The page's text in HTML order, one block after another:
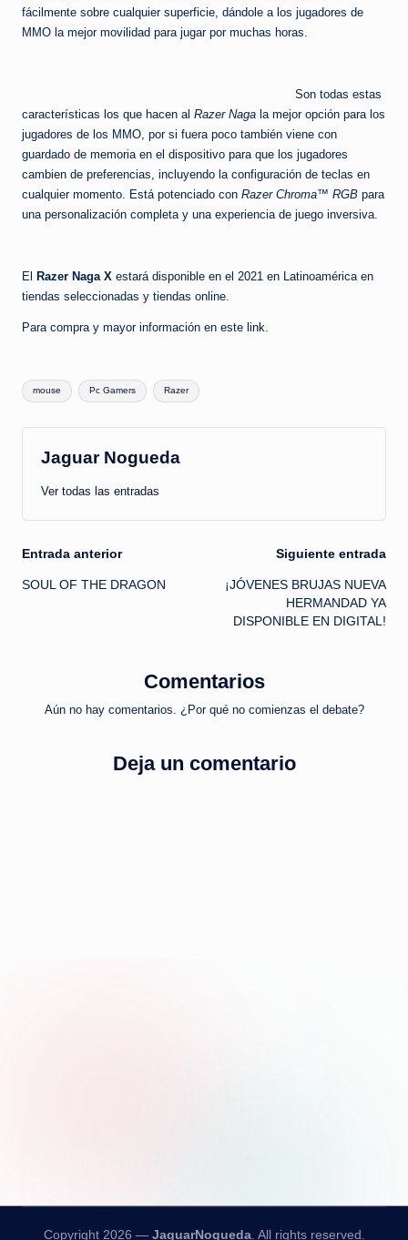
fácilmente sobre cualquier superficie, dándole a los jugadores de
MMO la mejor movilidad para jugar por muchas horas.
Son todas estas
características los que hacen al Razer Naga la mejor opción para los
jugadores de los MMO, por si fuera poco también viene con
guardado de memoria en el dispositivo para que los jugadores
cambien de preferencias, incluyendo la configuración de teclas en
cualquier momento. Está potenciado con Razer Chroma™ RGB para
una personalización completa y una experiencia de juego inversiva.
El Razer Naga X estará disponible en el 2021 en Latinoamérica en
tiendas seleccionadas y tiendas online.
Para compra y mayor información en este link
Etiquetas:
mouse Pc Gamers Razer
Jaguar Nogueda
Ver todas las entradas
Navegación
de
Entrada anterior
SOUL OF THE DRAGON
Siguiente entrada
¡JÓVENES BRUJAS NUEVA
HERMANDAD YA
DISPONIBLE EN DIGITAL!
Comentarios
Aún no hay comentarios. ¿Por qué no comienzas el debate?
Deja un comentario
Copyright 2026 — JaguarNogueda. All rights reserved.